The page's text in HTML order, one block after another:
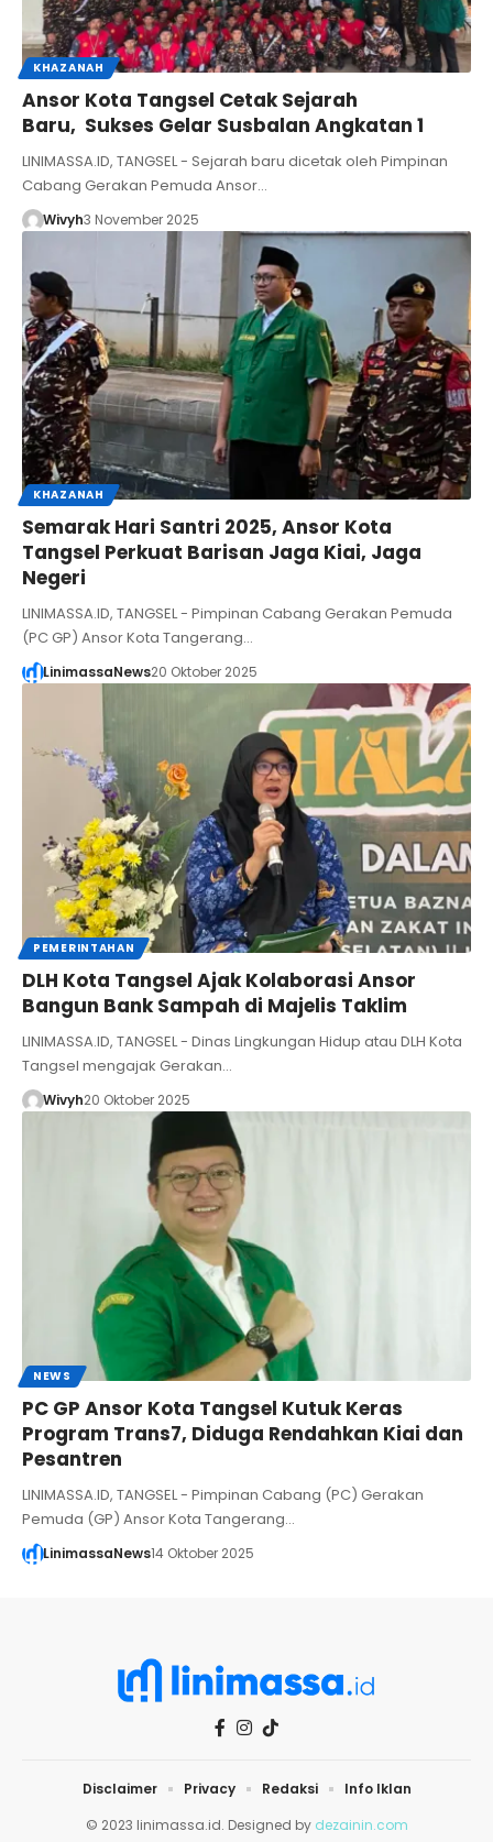
KHAZANAH
Ansor Kota Tangsel Cetak Sejarah
Baru, Sukses Gelar Susbalan Angkatan 1
LINIMASSA.ID, TANGSEL - Sejarah baru dicetak oleh Pimpinan
Cabang Gerakan Pemuda Ansor…
Wivyh3 November 2025
KHAZANAH
Semarak Hari Santri 2025, Ansor Kota
Tangsel Perkuat Barisan Jaga Kiai, Jaga
Negeri
LINIMASSA.ID, TANGSEL - Pimpinan Cabang Gerakan Pemuda
(PC GP) Ansor Kota Tangerang…
LinimassaNews20 Oktober 2025
PEMERINTAHAN
DLH Kota Tangsel Ajak Kolaborasi Ansor
Bangun Bank Sampah di Majelis Taklim
LINIMASSA.ID, TANGSEL - Dinas Lingkungan Hidup atau DLH Kota
Tangsel mengajak Gerakan…
Wivyh20 Oktober 2025
NEWS
PC GP Ansor Kota Tangsel Kutuk Keras
Program Trans7, Diduga Rendahkan Kiai dan
Pesantren
LINIMASSA.ID, TANGSEL - Pimpinan Cabang (PC) Gerakan
Pemuda (GP) Ansor Kota Tangerang…
LinimassaNews14 Oktober 2025
© 2023 linimassa.id. Designed by dezainin.com
Disclaimer Privacy Redaksi Info Iklan